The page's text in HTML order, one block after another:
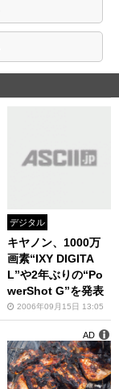
デジタル
キヤノン、1000万
画素“IXY DIGITA
L”や2年ぶりの“Po
werShot G”を発表
2006年09月15日 13:05
AD